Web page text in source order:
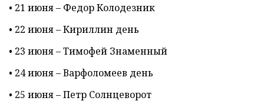
• 21 июня – Федор Колодезник
• 22 июня – Кириллин день
• 23 июня – Тимофей Знаменный
• 24 июня – Варфоломеев день
• 25 июня – Петр Солнцеворот